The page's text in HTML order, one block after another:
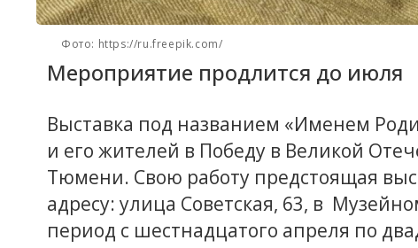
Фото: https://ru.freepik.com/
Мероприятие продлится до июля
Выставка под названием «Именем
и его жителей в Победу в Великой
Тюмени. Свою работу предстоящая
адресу: улица Советская, 63, в
период с шестнадцатого апреля по